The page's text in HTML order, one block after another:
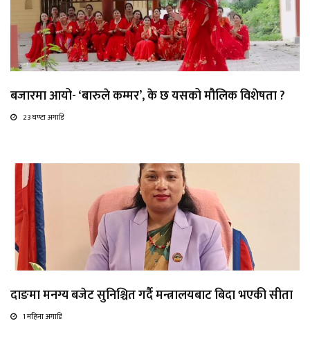
बजारमा आयो- ‘बारुले कम्मर’, के छ यसको मौलिक विशेषता ?
23 घण्टा अगाडि
दाङमा मनग्य बजेट सुनिश्चित गर्दै मन्त्रालयबाट बिदा भएकी सीता
1 महिना अगाडि